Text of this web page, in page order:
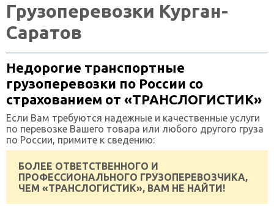
Грузоперевозки Курган-
Саратов
Недорогие транспортные
грузоперевозки по России со
страхованием от «ТРАНСЛОГИСТИК»
Если Вам требуются надежные и качественные услуги
по перевозке Вашего товара или любого другого груза
по России, примите к сведению:
БОЛЕЕ ОТВЕТСТВЕННОГО И
ПРОФЕССИОНАЛЬНОГО ГРУЗОПЕРЕВОЗЧИКА,
ЧЕМ «ТРАНСЛОГИСТИК», ВАМ НЕ НАЙТИ!